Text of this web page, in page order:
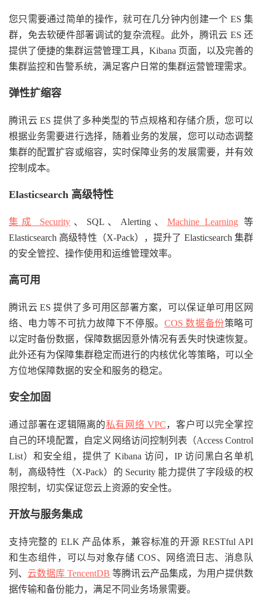
您只需要通过简单的操作，就可在几分钟内创建一个 ES 集
群，免去软硬件部署调试的复杂流程。此外，腾讯云 ES 还
提供了便捷的集群运营管理工具，Kibana 页面，以及完善的
集群监控和告警系统，满足客户日常的集群运营管理需求。
弹性扩缩容
腾讯云 ES 提供了多种类型的节点规格和存储介质，您可以
根据业务需要进行选择，随着业务的发展，您可以动态调整
集群的配置扩容或缩容，实时保障业务的发展需要，并有效
控制成本。
Elasticsearch 高级特性
集成 Security 、SQL、Alerting、 Machine Learning 等
Elasticsearch 高级特性（X-Pack），提升了 Elasticsearch 集群
的安全管控、操作使用和运维管理效率。
高可用
腾讯云 ES 提供了多可用区部署方案，可以保证单可用区网
络、电力等不可抗力故障下不停服。 COS 数据备份策略可
以定时备份数据，保障数据因意外情况有丢失时快速恢复。
此外还有为保障集群稳定而进行的内核优化等策略，可以全
方位地保障数据的安全和服务的稳定。
安全加固
通过部署在逻辑隔离的私有网络 VPC，客户可以完全掌控
自己的环境配置，自定义网络访问控制列表（Access Control
List）和安全组，提供了 Kibana 访问，IP 访问黑白名单机
制，高级特性（X-Pack）的 Security 能力提供了字段级的权
限控制，切实保证您云上资源的安全性。
开放与服务集成
支持完整的 ELK 产品体系，兼容标准的开源 RESTful API
和生态组件，可以与对象存储 COS、网络流日志、消息队
列、 云数据库 TencentDB 等腾讯云产品集成，为用户提供数
据传输和备份能力，满足不同业务场景需要。